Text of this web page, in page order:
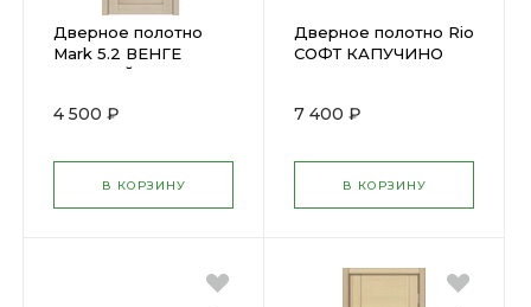
Дверное полотно
Mark 5.2 ВЕНГЕ
СВЕТЛЫЙ
4 500 ₽
В КОРЗИНУ
Дверное полотно Rio
СОФТ КАПУЧИНО
7 400 ₽
В КОРЗИНУ